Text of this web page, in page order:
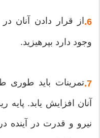
6. از قرار دادن آنان
وجود دارد بپرهیزید.
7. تمرینات باید
آنان افزایش یابد. پایه
نیرو و قدرت در آینده